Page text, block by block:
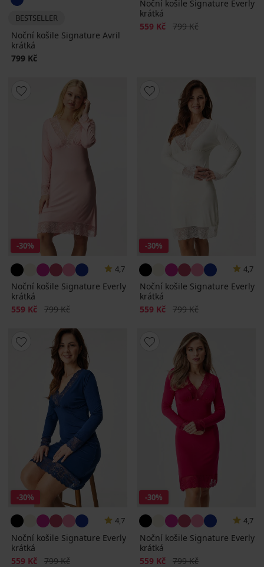
BESTSELLER
Noční košile Signature Avril
krátká
799 Kč
Noční košile Signature Everly
krátká
Sleva
559 Kč Původní cena
799 Kč
-30%
4,7
Noční košile Signature Everly
krátká
Sleva
559 Kč Původní cena
799 Kč
-30%
4,7
Noční košile Signature Everly
krátká
Sleva
559 Kč Původní cena
799 Kč
-30%
4,7
Noční košile Signature Everly
krátká
Sleva
559 Kč Původní cena
799 Kč
-30%
4,7
Noční košile Signature Everly
krátká
Sleva
559 Kč Původní cena
799 Kč